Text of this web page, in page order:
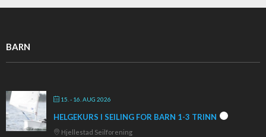
BARN
15. - 16. AUG 2026
HELGEKURS I SEILING FOR BARN 1-3 TRINN
Hjellestad Seilforening